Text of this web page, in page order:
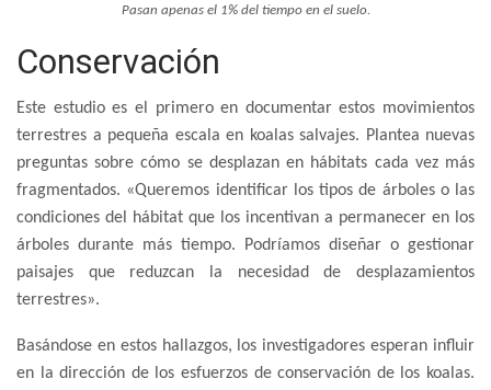
Pasan apenas el 1% del tiempo en el suelo.
Conservación
Este estudio es el primero en documentar estos movimientos
terrestres a pequeña escala en koalas salvajes. Plantea nuevas
preguntas sobre cómo se desplazan en hábitats cada vez más
fragmentados. «Queremos identificar los tipos de árboles o las
condiciones del hábitat que los incentivan a permanecer en los
árboles durante más tiempo. Podríamos diseñar o gestionar
paisajes que reduzcan la necesidad de desplazamientos
terrestres».
Basándose en estos hallazgos, los investigadores esperan influir
en la dirección de los esfuerzos de conservación de los koalas.